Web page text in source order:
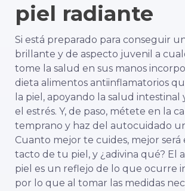
piel radiante
Si está preparado para conseguir
brillante y de aspecto juvenil a
tome la salud en sus manos
dieta alimentos antiinflamatorios
la piel, apoyando la salud
el estrés. Y, de paso, métete en la
temprano y haz del autocuidado
Cuanto mejor te cuides, mejor será
tacto de tu piel, y ¿adivina qué? El
piel es un reflejo de lo que ocurre
por lo que al tomar las medidas